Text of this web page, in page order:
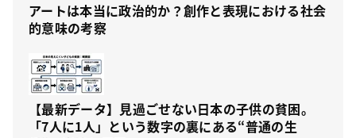
アートは本当に政治的か？創作と表現における社会
的意味の考察
【最新データ】見過ごせない日本の子供の貧困。
「7人に1人」という数字の裏にある“普通の生